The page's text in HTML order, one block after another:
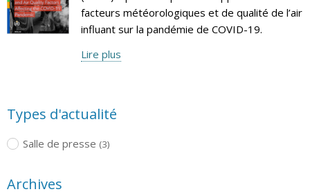
facteurs météorologiques et de qualité de l’air
influant sur la pandémie de COVID-19.
Lire plus
Types d'actualité
Salle de presse (3)
Archives